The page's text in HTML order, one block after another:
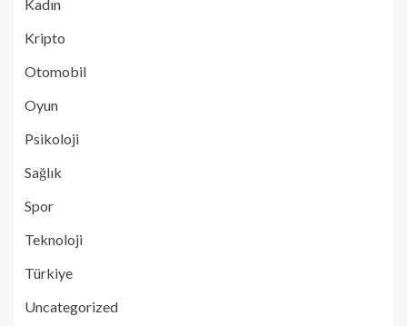
Kadın
Kripto
Otomobil
Oyun
Psikoloji
Sağlık
Spor
Teknoloji
Türkiye
Uncategorized